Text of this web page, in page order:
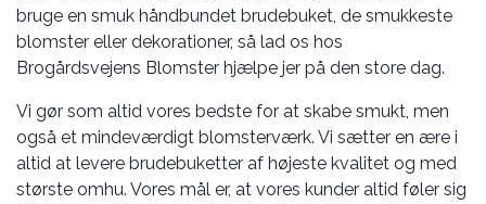
bruge en smuk håndbundet brudebuket, de smukkeste
blomster eller dekorationer, så lad os hos
Brogårdsvejens Blomster hjælpe jer på den store dag.
Vi gør som altid vores bedste for at skabe smukt, men
også et mindeværdigt blomsterværk. Vi sætter en ære i
altid at levere brudebuketter af højeste kvalitet og med
største omhu. Vores mål er, at vores kunder altid føler sig